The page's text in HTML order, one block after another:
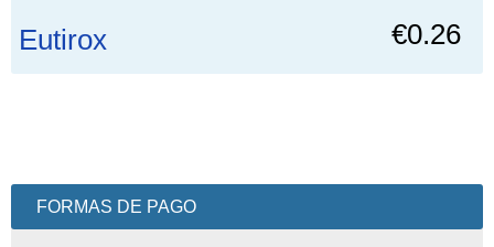
Eutirox €0.26
FORMAS DE PAGO